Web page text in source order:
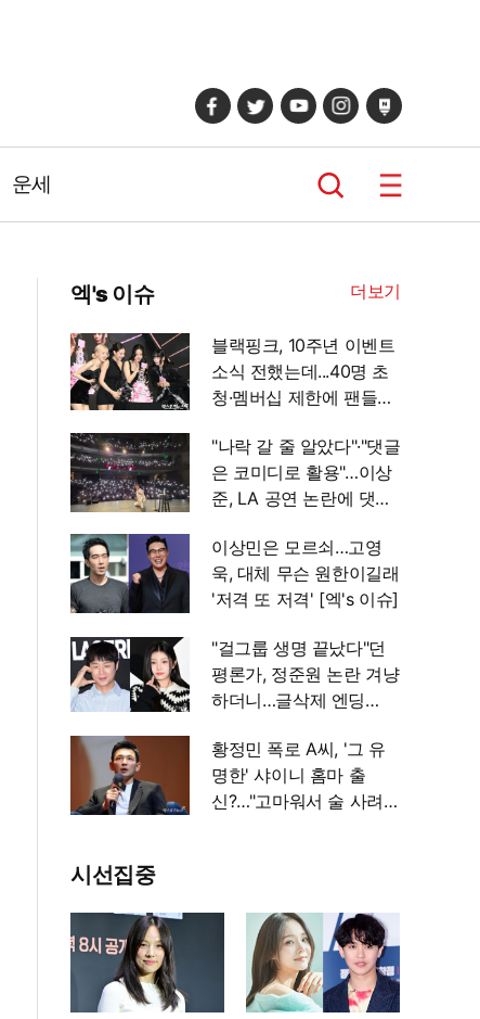
운세
엑's 이슈 더보기
블랙핑크, 10주년 이벤트
소식 전했는데...40명 초
청·멤버십 제한에 팬들
"나락 갈 줄 알았다"·"댓글
은 코미디로 활용"…이상
준, LA 공연 논란에 댓글
이상민은 모르쇠…고영
욱, 대체 무슨 원한이길래
'저격 또 저격' [엑's 이슈]
"걸그룹 생명 끝났다"던
평론가, 정준원 논란 겨냥
하더니…글삭제 엔딩
황정민 폭로 A씨, '그 유
명한' 샤이니 홈마 출
신?…"고마워서 술 사려던
시선집중